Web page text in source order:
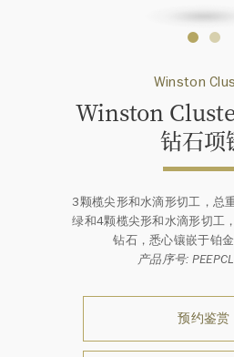
Winston
Winston
钻石项
3颗榄尖形和水滴形切工，总
绿和4颗榄尖形和水滴形切工
钻石，悉心镶嵌于铂金
产品序号:
预约鉴赏